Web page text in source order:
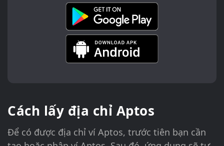
Cách lấy địa chỉ Aptos
Để có được địa chỉ ví Aptos, trước tiên bạn cần